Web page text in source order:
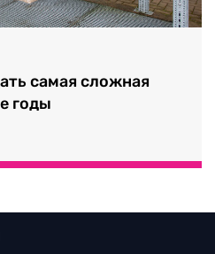
самая сложная
годы